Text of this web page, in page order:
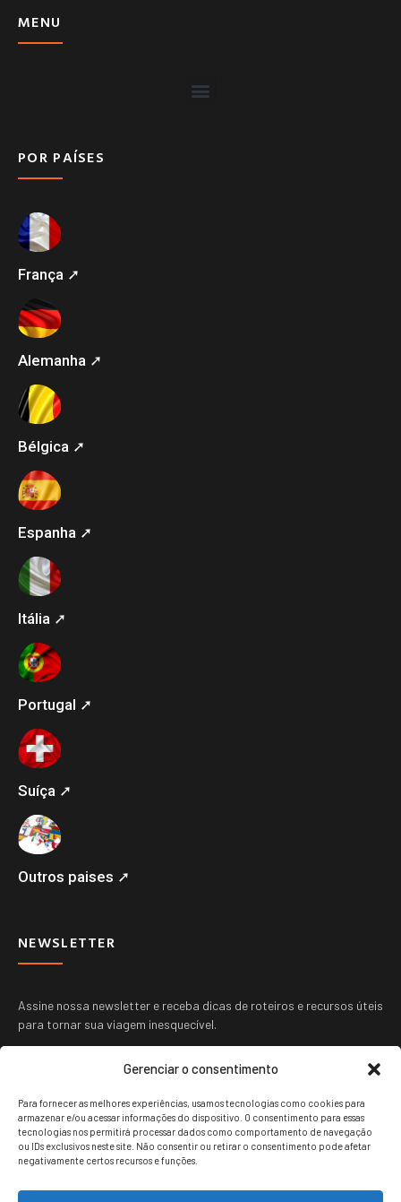
Gerenciar o consentimento
Para fornecer as melhores experiências, usamos tecnologias como cookies para
armazenar e/ou acessar informações do dispositivo. O consentimento para essas
tecnologias nos permitirá processar dados como comportamento de navegação
ou IDs exclusivos neste site. Não consentir ou retirar o consentimento pode afetar
negativamente certos recursos e funções.
MENU
POR PAÍSES
França ➚
Alemanha ➚
Bélgica ➚
Espanha ➚
Itália ➚
Portugal ➚
Suíça ➚
Outros paises ➚
NEWSLETTER
Assine nossa newsletter e receba dicas de roteiros e recursos úteis
para tornar sua viagem inesquecível.
ENVIAR